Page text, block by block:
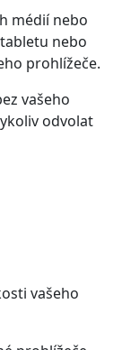
médií nebo
nebo
prohlížeče.
vašeho
odvolat
vašeho